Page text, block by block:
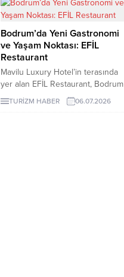
Bodrum’da Yeni Gastronomi
ve Yaşam Noktası: EFİL
Restaurant
Mavilu Luxury Hotel’in terasında
yer alan EFİL Restaurant, Bodrum
manzarasını gastronomi, müzik,
özel davetler ve sosyal yaşamla
TURİZM HABER 06.07.2026